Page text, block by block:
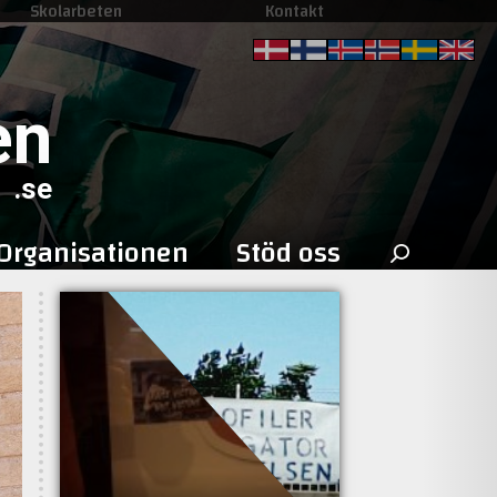
Skolarbeten Kontakt
.se
Stöd oss Sök
efter: